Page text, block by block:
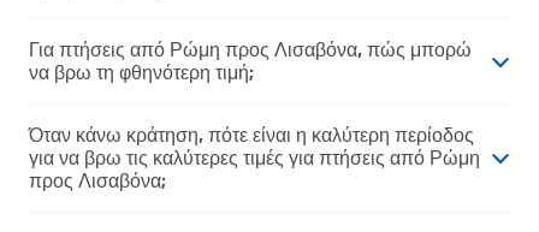
Για πτήσεις από Ρώμη προς Λισαβόνα, πώς μπορώ
να βρω τη φθηνότερη τιμή;
Όταν κάνω κράτηση, πότε είναι η καλύτερη περίοδος
για να βρω τις καλύτερες τιμές για πτήσεις από Ρώμη
προς Λισαβόνα;